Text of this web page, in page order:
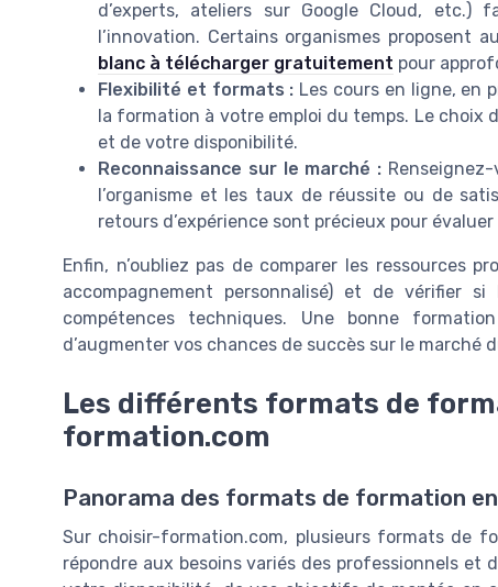
d’experts, ateliers sur Google Cloud, etc.)
l’innovation. Certains organismes proposent
blanc à télécharger gratuitement pour
Flexibilité et formats : Les cours en ligne, en
la formation à votre emploi du temps. Le
et de votre disponibilité.
Reconnaissance sur le marché :
l’organisme et les taux de réussite ou de
retours d’expérience sont précieux pour
Enfin, n’oubliez pas de comparer les ressources
accompagnement personnalisé) et de vérifier
compétences techniques. Une bonne
d’augmenter vos chances de succès sur le marché
Les différents formats de
formation.com
Panorama des formats de formation
Sur choisir-formation.com, plusieurs formats de
répondre aux besoins variés des professionnels